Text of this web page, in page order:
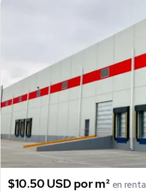
$10.50 USD por m² en renta